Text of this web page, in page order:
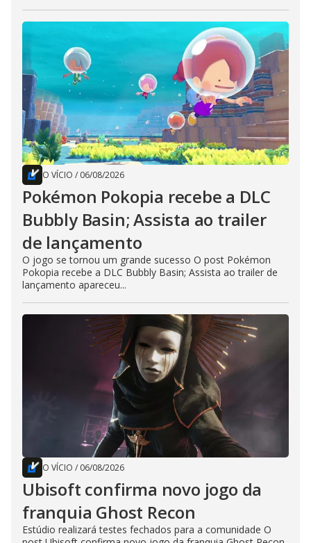
O VÍCIO / 06/08/2026
Pokémon Pokopia recebe a DLC
Bubbly Basin; Assista ao trailer
de lançamento
O jogo se tornou um grande sucesso O post Pokémon
Pokopia recebe a DLC Bubbly Basin; Assista ao trailer de
lançamento apareceu...
O VÍCIO / 06/08/2026
Ubisoft confirma novo jogo da
franquia Ghost Recon
Estúdio realizará testes fechados para a comunidade O